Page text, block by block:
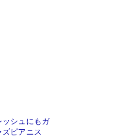
ベスト3を独
トセラー］
ッシュにもガ
ズピアニス